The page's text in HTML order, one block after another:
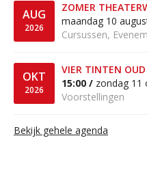
AUG
2026
ZOMER
maandag 10
Cursussen,
OKT
2026
VIER TINTEN
15:00 / zondag 11
Voorstellingen
Bekijk gehele agenda